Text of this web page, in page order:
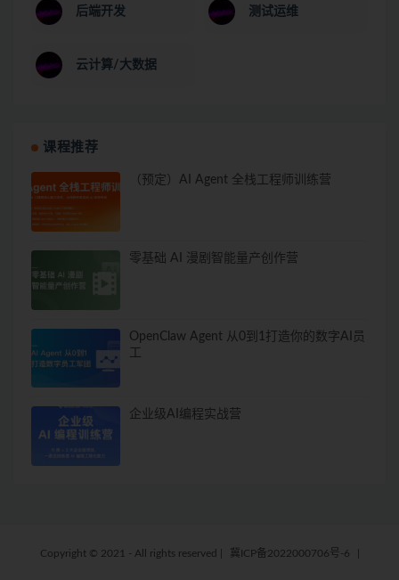
后端开发 测试运维
云计算/大数据
课程推荐
（预定）AI Agent 全栈工程师训练营
零基础 AI 漫剧智能量产创作营
OpenClaw Agent 从0到1打造你的数字AI员
工
企业级AI编程实战营
Copyright © 2021 - All rights reserved 冀ICP备2022000706号-6